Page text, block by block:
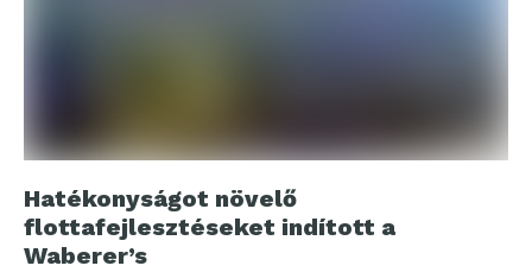
Hatékonyságot növelő
flottafejlesztéseket indított a
Waberer’s